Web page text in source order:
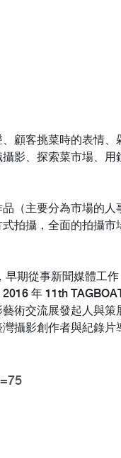
顧客挑菜時的表情
影、探索菜市場、用
（主要分為市場的人
拍攝，全面的拍攝市
期從事新聞媒體工
年 11th
術交流展發起人與
攝影創作者與紀錄片